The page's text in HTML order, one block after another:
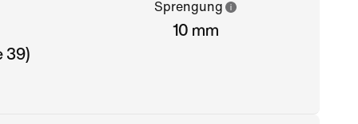
39)
Sprengung
10 mm